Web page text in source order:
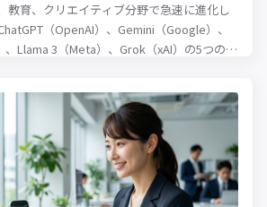
教育、クリエイティブ分野で急速に進化し
（OpenAI）、Gemini（Google）、
Llama 3（Meta）、Grok（xAI）の5つのモ
。